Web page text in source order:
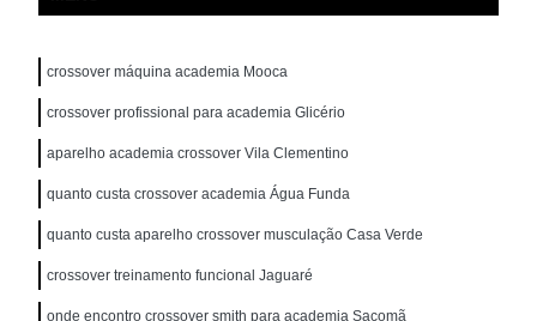
crossover máquina academia Mooca
crossover profissional para academia Glicério
aparelho academia crossover Vila Clementino
quanto custa crossover academia Água Funda
quanto custa aparelho crossover musculação Casa Verde
crossover treinamento funcional Jaguaré
onde encontro crossover smith para academia Sacomã